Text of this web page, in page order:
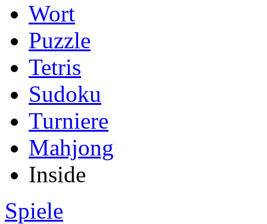
Wort
Puzzle
Tetris
Sudoku
Turniere
Mahjong
Inside
Spiele